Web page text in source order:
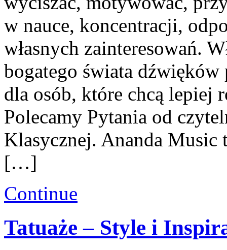
w nauce, koncentracji,
własnych zainteresowań.
bogatego świata
dla osób, które chcą lepiej
Polecamy Pytania od
Klasycznej. Ananda Music
[…]
Continue
Tatuaże – Style i